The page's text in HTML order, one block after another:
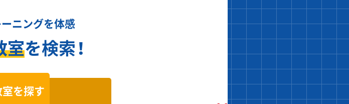
ニングを体感
室を検索！
を探す